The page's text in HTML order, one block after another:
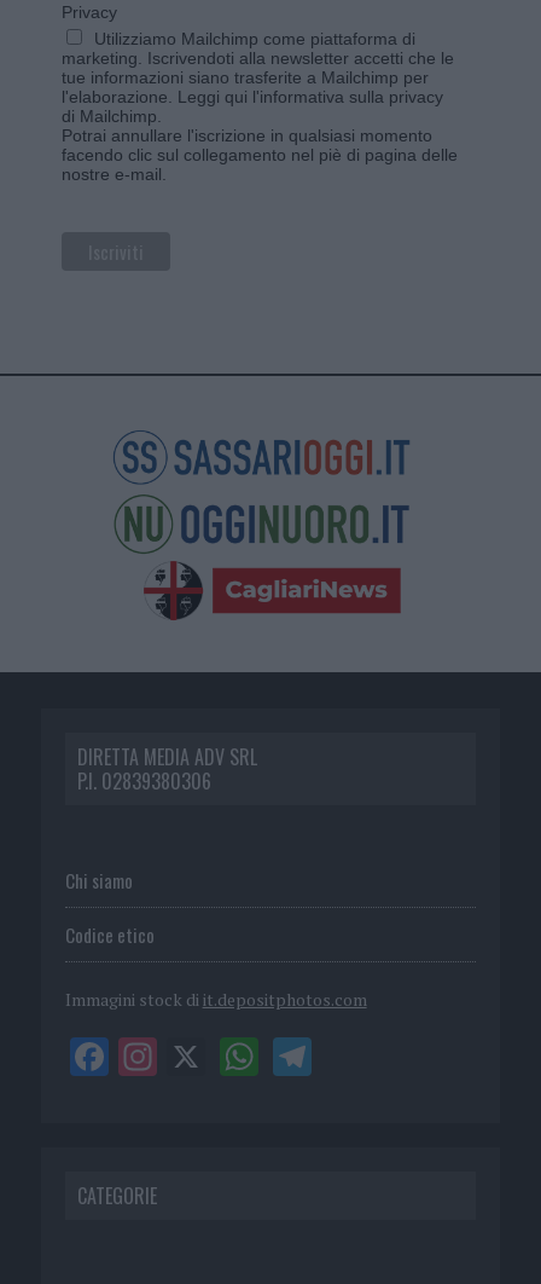
Privacy
Utilizziamo Mailchimp come piattaforma di
marketing. Iscrivendoti alla newsletter accetti che le
tue informazioni siano trasferite a Mailchimp per
l'elaborazione. Leggi qui l'informativa sulla privacy
di Mailchimp
Potrai annullare l'iscrizione in qualsiasi momento
facendo clic sul collegamento nel piè di pagina delle
nostre e-mail.
DIRETTA MEDIA ADV SRL
P.I. 02839380306
Chi siamo
Codice etico
Immagini stock di it.depositphotos.com
CATEGORIE